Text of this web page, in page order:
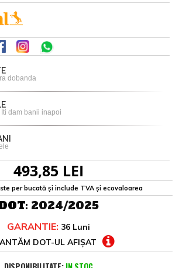
dobanda
dam banii inapoi
493,85 LEI
per bucată și include TVA și ecovaloarea
2024/2025
GARANTIE: 36 Luni
DOT-UL AFIȘAT